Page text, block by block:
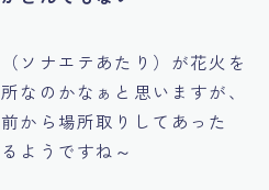
ソナエテあたり）が花火を
なのかなぁと思いますが、
から場所取りしてあった
ようですね～